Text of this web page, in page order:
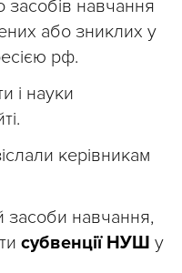
навчання
або зниклих у
рф.
і науки
керівникам
засоби навчання,
субвенції НУШ у